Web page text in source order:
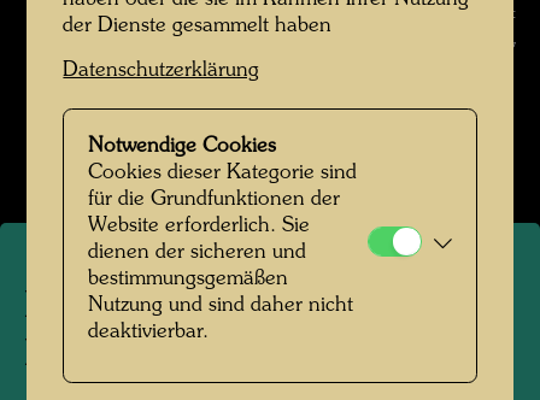
Hundertwassers erster Besuch des Giardino Eden , Fotograf: Unbekannt
Unknown © Hundertwasser Archiv
Bildergalerie öffnen
Hundertwassers erster
Besuch des Giardino Eden
der Dienste gesammelt haben
Datenschutzerklärung
Notwendige Cookies
Cookies dieser Kategorie sind
für die Grundfunktionen der
Website erforderlich. Sie
dienen der sicheren und
bestimmungsgemäßen
Nutzung und sind daher nicht
deaktivierbar.